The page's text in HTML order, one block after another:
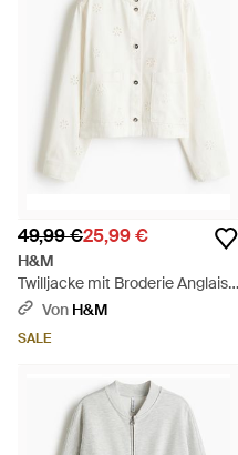
49,99 €25,99 €
H&M
Twilljacke mit Broderie Anglaise
- Weiß
Von H&M
SALE